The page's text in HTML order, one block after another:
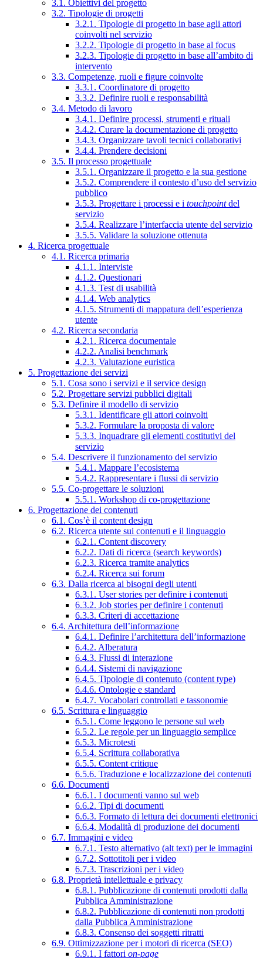
3.1. Obiettivi del progetto
3.2. Tipologie di progetti
3.2.1. Tipologie di progetto in base agli attori
coinvolti nel servizio
3.2.2. Tipologie di progetto in base al focus
3.2.3. Tipologie di progetto in base all’ambito di
intervento
3.3. Competenze, ruoli e figure coinvolte
3.3.1. Coordinatore di progetto
3.3.2. Definire ruoli e responsabilità
3.4. Metodo di lavoro
3.4.1. Definire processi, strumenti e rituali
3.4.2. Curare la documentazione di progetto
3.4.3. Organizzare tavoli tecnici collaborativi
3.4.4. Prendere decisioni
3.5. Il processo progettuale
3.5.1. Organizzare il progetto e la sua gestione
3.5.2. Comprendere il contesto d’uso del servizio
pubblico
3.5.3. Progettare i processi e i touchpointdel
servizio
3.5.4. Realizzare l’interfaccia utente del servizio
3.5.5. Validare la soluzione ottenuta
4. Ricerca progettuale
4.1. Ricerca primaria
4.1.1. Interviste
4.1.2. Questionari
4.1.3. Test di usabilità
4.1.4. Web analytics
4.1.5. Strumenti di mappatura dell’esperienza
utente
4.2. Ricerca secondaria
4.2.1. Ricerca documentale
4.2.2. Analisi benchmark
4.2.3. Valutazione euristica
5. Progettazione dei servizi
5.1. Cosa sono i servizi e il service design
5.2. Progettare servizi pubblici digitali
5.3. Definire il modello di servizio
5.3.1. Identificare gli attori coinvolti
5.3.2. Formulare la proposta di valore
5.3.3. Inquadrare gli elementi costitutivi del
servizio
5.4. Descrivere il funzionamento del servizio
5.4.1. Mappare l’ecosistema
5.4.2. Rappresentare i flussi di servizio
5.5. Co-progettare le soluzioni
5.5.1. Workshop di co-progettazione
6. Progettazione dei contenuti
6.1. Cos’è il content design
6.2. Ricerca utente sui contenuti e il linguaggio
6.2.1. Content discovery
6.2.2. Dati di ricerca (search keywords)
6.2.3. Ricerca tramite analytics
6.2.4. Ricerca sui forum
6.3. Dalla ricerca ai bisogni degli utenti
6.3.1. User stories per definire i contenuti
6.3.2. Job stories per definire i contenuti
6.3.3. Criteri di accettazione
6.4. Architettura dell’informazione
6.4.1. Definire l’architettura dell’informazione
6.4.2. Alberatura
6.4.3. Flussi di interazione
6.4.4. Sistemi di navigazione
6.4.5. Tipologie di contenuto (content type)
6.4.6. Ontologie e standard
6.4.7. Vocabolari controllati e tassonomie
6.5. Scrittura e linguaggio
6.5.1. Come leggono le persone sul web
6.5.2. Le regole per un linguaggio semplice
6.5.3. Microtesti
6.5.4. Scrittura collaborativa
6.5.5. Content critique
6.5.6. Traduzione e localizzazione dei contenuti
6.6. Documenti
6.6.1. I documenti vanno sul web
6.6.2. Tipi di documenti
6.6.3. Formato di lettura dei documenti elettronici
6.6.4. Modalità di produzione dei documenti
6.7. Immagini e video
6.7.1. Testo alternativo (alt text) per le immagini
6.7.2. Sottotitoli per i video
6.7.3. Trascrizioni per i video
6.8. Proprietà intellettuale e privacy
6.8.1. Pubblicazione di contenuti prodotti dalla
Pubblica Amministrazione
6.8.2. Pubblicazione di contenuti non prodotti
dalla Pubblica Amministrazione
6.8.3. Consenso dei soggetti ritratti
6.9. Ottimizzazione per i motori di ricerca (SEO)
6.9.1. I fattori on-page